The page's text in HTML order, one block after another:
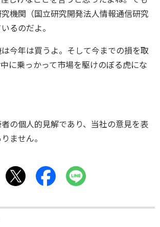
機関（国立研究開発法人情報通信研究
るのだよ。
今年は買うよ。そして今までの損を取
に乗っかって市場を駆けのぼる虎にな
の個人的見解であり、当社の意見を表
ません。